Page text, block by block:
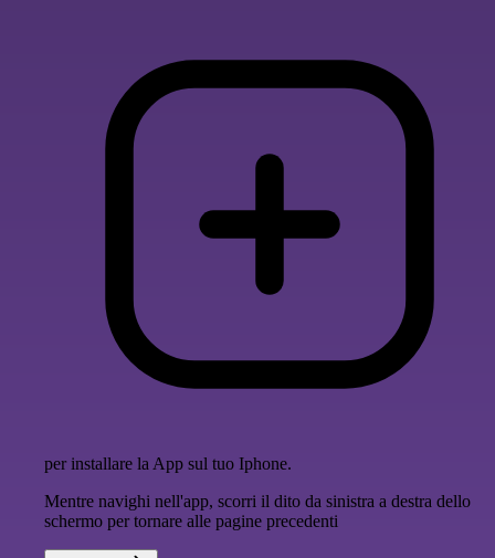
per installare la App sul tuo Iphone.
Mentre navighi nell'app, scorri il dito da sinistra a destra dello
schermo per tornare alle pagine precedenti